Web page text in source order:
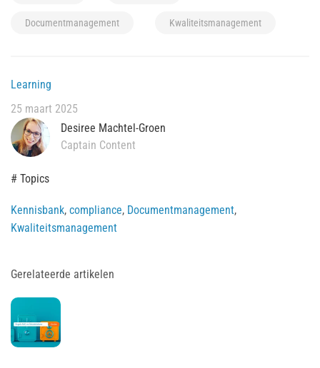
Documentmanagement Kwaliteitsmanagement
Learning
25 maart 2025
Desiree Machtel-Groen
Captain Content
# Topics
Kennisbank, compliance, Documentmanagement,
Kwaliteitsmanagement
Gerelateerde artikelen